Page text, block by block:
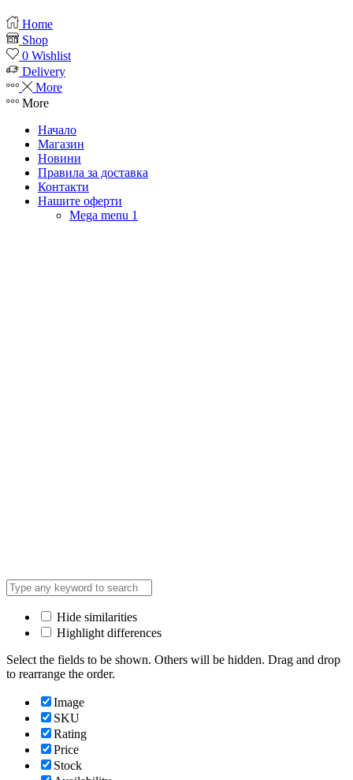
Home
Shop
0 Wishlist
Delivery
More
More
Начало
Магазин
Новини
Правила за доставка
Контакти
Нашите оферти
Mega menu 1
Hide similarities
Highlight differences
Select the fields to be shown. Others will be hidden. Drag and drop
to rearrange the order.
Image
SKU
Rating
Price
Stock